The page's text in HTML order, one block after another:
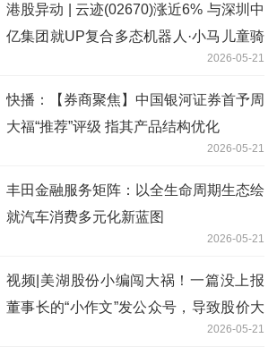
港股异动 | 云迹(02670)涨近6% 与深圳中
亿集团就UP复合多态机器人·小马儿童骑
2026-05-21
快播：【券商聚焦】中国银河证券首予周
大福“推荐”评级 指其产品结构优化
2026-05-21
丰田金融服务矩阵：以全生命周期生态绘
就汽车消费多元化新蓝图
2026-05-21
视频|美湖股份小编闯大祸！一篇没上报
董事长的“小作文”发公众号，导致股价大
2026-05-21